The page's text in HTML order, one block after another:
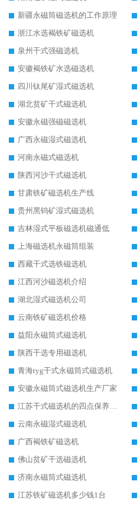
新疆永磁筒磁选机的工作原理
浙江水选褐铁矿磁选机
泉州干式强磁选机
安徽褐铁矿水选磁选机
四川钛尾矿湿式磁选机
湖北贫矿干式磁选机
安徽永磁强磁磁选机
广西永磁湿式磁选机
河南永磁式磁选机
陕西河沙干式磁选机
甘肃铁矿磁选机生产线
贵州黑钨矿湿式磁选机
吉林湿式平板磁选机磁通低
上海磁选机永磁筒组装
西藏干式选铁磁选机
江西河沙磁选机介绍
湖北湿式磁选机公司
云南铁矿磁选机价格
益阳永磁筒式磁选机
陕西干选专用磁选机
青海tyg干式永磁筒式磁选机
安徽永磁筒式磁选机生产厂家
江苏干式磁选机的四点保养秘籍
云南永磁湿式磁选机
广西褐铁矿磁选机
佛山贫矿干选磁选机
济南永磁筒式磁选机
江苏铁矿磁选机多少钱1台